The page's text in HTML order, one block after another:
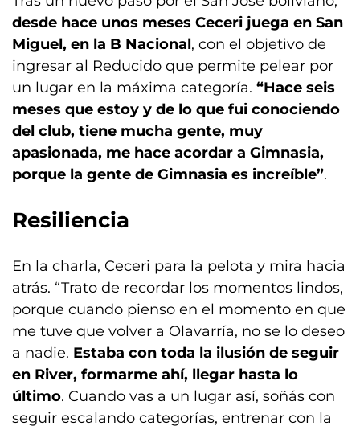
desde hace unos meses Ceceri juega en San
Miguel, en la B Nacional, con el objetivo de
ingresar al Reducido que permite pelear por
un lugar en la máxima categoría. “Hace seis
meses que estoy y de lo que fui conociendo
del club, tiene mucha gente, muy
apasionada, me hace acordar a Gimnasia,
porque la gente de Gimnasia es increíble”.
Resiliencia
En la charla, Ceceri para la pelota y mira hacia
atrás. “Trato de recordar los momentos lindos,
porque cuando pienso en el momento en que
me tuve que volver a Olavarría, no se lo deseo
a nadie. Estaba con toda la ilusión de seguir
en River, formarme ahí, llegar hasta lo
último. Cuando vas a un lugar así, soñás con
seguir escalando categorías, entrenar con la